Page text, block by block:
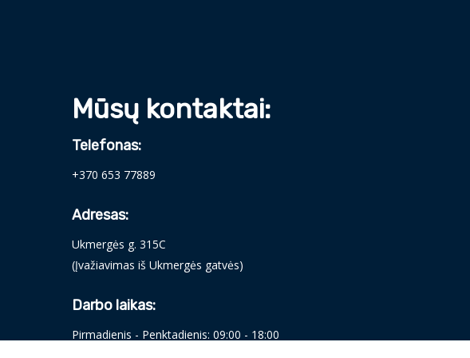
Mūsų kontaktai:
Telefonas:
+370 653 77889
Adresas:
Ukmergės g. 315C
(Įvažiavimas iš Ukmergės gatvės)
Darbo laikas:
Pirmadienis - Penktadienis: 09:00 - 18:00